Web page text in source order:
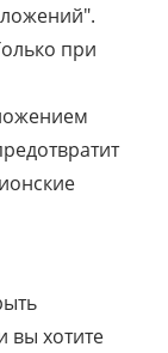
при
вы хотите